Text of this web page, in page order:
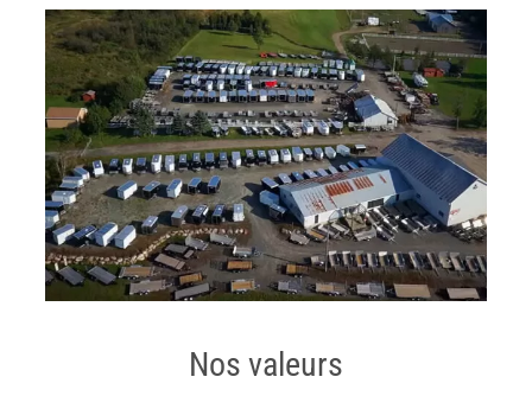
Nos valeurs